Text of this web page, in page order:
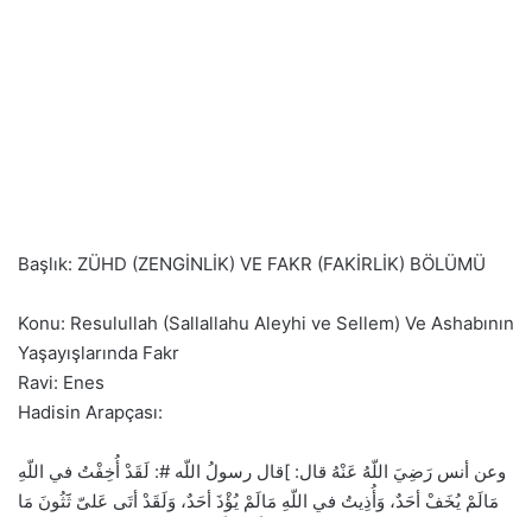
Başlık: ZÜHD (ZENGİNLİK) VE FAKR (FAKİRLİK) BÖLÜMÜ
Konu: Resulullah (Sallallahu Aleyhi ve Sellem) Ve Ashabının
Yaşayışlarında Fakr
Ravi: Enes
Hadisin Arapçası:
وعن أنس رَضِيَ اللّهُ عَنْهُ قال: ]قال رسولُ اللّه #: لَقَدْ أُخِفْتُ في اللّهِ
مَالَمْ يُخَفْ أحَدٌ، وَأُذِيتُ في اللّهِ مَالَمْ يُؤْذَ أحَدٌ، وَلَقَدْ أتَى عَلىّ ثََثُونَ مَا